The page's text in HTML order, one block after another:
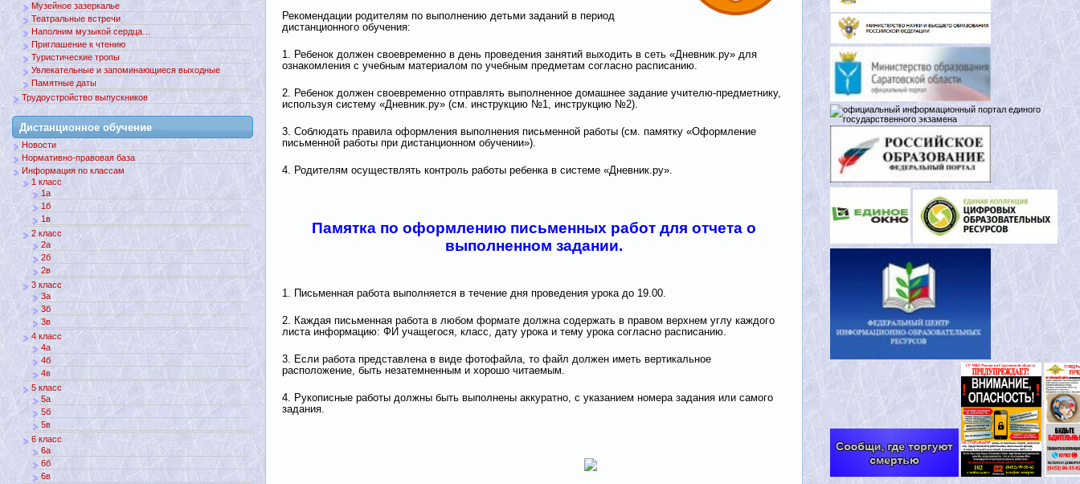
Рекомендации родителям по выполнению детьми заданий в период
дистанционного обучения:
1. Ребенок должен своевременно в день проведения занятий выходить в сеть «Дневник.ру» для
ознакомления с учебным материалом по учебным предметам согласно расписанию.
2. Ребенок должен своевременно отправлять выполненное домашнее задание учителю-предметнику,
используя систему «Дневник.ру» (см. инструкцию №1, инструкцию №2).
3. Соблюдать правила оформления выполнения письменной работы (см. памятку «Оформление
письменной работы при дистанционном обучении»).
4. Родителям осуществлять контроль работы ребенка в системе «Дневник.ру».
Памятка по оформлению письменных работ для отчета о
выполненном задании.
1. Письменная работа выполняется в течение дня проведения урока до 19.00.
2. Каждая письменная работа в любом формате должна содержать в правом верхнем углу каждого
листа информацию: ФИ учащегося, класс, дату урока и тему урока согласно расписанию.
3. Если работа представлена в виде фотофайла, то файл должен иметь вертикальное
расположение, быть незатемненным и хорошо читаемым.
4. Рукописные работы должны быть выполнены аккуратно, с указанием номера задания или самого
задания.
Музейное зазеркалье
Театральные встречи
Наполним музыкой сердца…
Приглашение к чтению
Туристические тропы
Увлекательные и запоминающиеся выходные
Памятные даты
Трудоустройство выпускников
Дистанционное обучение
Новости
Нормативно-правовая база
Информация по классам
1 класс
1а
1б
1в
2 класс
2а
2б
2в
3 класс
3а
3б
3в
4 класс
4а
4б
4в
5 класс
5а
5б
5в
6 класс
6а
6б
6в